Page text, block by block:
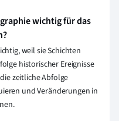
wichtig für das
weil sie Schichten
historischer Ereignisse
zeitliche Abfolge
und Veränderungen in